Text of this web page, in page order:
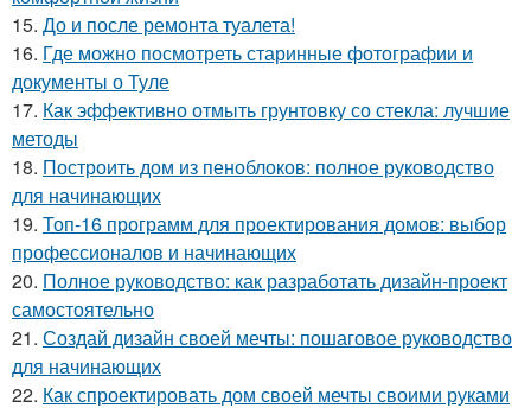
15. До и после ремонта туалета!
16. Где можно посмотреть старинные фотографии и
документы о Туле
17. Как эффективно отмыть грунтовку со стекла: лучшие
методы
18. Построить дом из пеноблоков: полное руководство
для начинающих
19. Топ-16 программ для проектирования домов: выбор
профессионалов и начинающих
20. Полное руководство: как разработать дизайн-проект
самостоятельно
21. Создай дизайн своей мечты: пошаговое руководство
для начинающих
22. Как спроектировать дом своей мечты своими руками